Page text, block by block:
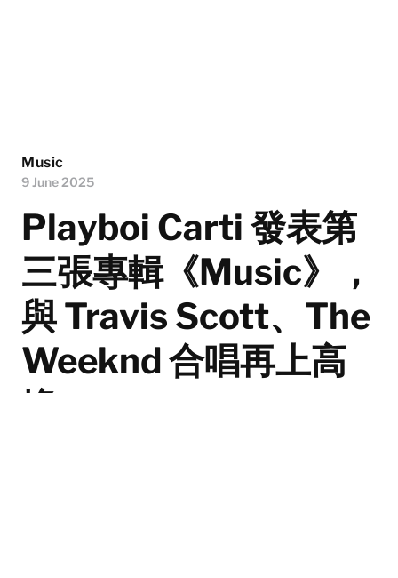
Music
9 June 2025
Playboi Carti 發表第
三張專輯《Music》，
與 Travis Scott、The
Weeknd 合唱再上高
峰